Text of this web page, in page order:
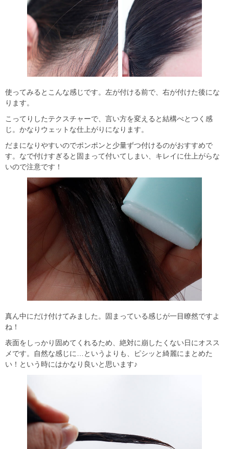
使ってみるとこんな感じです。左が付ける前で、右が付けた後にな
ります。
こってりしたテクスチャーで、言い方を変えると結構べとつく感
じ。かなりウェットな仕上がりになります。
だまになりやすいのでポンポンと少量ずつ付けるのがおすすめで
す。なで付けすぎると固まって付いてしまい、キレイに仕上がらな
いので注意です！
真ん中にだけ付けてみました。固まっている感じが一目瞭然ですよ
ね！
表面をしっかり固めてくれるため、絶対に崩したくない日にオスス
メです。自然な感じに…というよりも、ピシッと綺麗にまとめた
い！という時にはかなり良いと思います♪